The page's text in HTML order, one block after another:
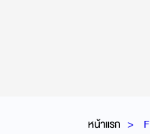
หน้าแรก